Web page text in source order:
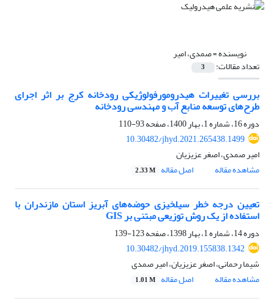
نویسنده =صمدی، امیر
تعداد مقالات: 3
بررسی تغییرات هیدرومورفولوژیکی رودخانه کرج بر اثر اجرای
طرح‌های توسعه منابع آب و مهندسی رودخانه
دوره 16، شماره 1، بهار 1400، صفحه
93-110
10.30482/jhyd.2021.265438.1499
امیر صمدی، اصغر عزیزیان
مشاهده مقاله
اصل مقاله 2.33 M
تعیین درجه خطر سیلخیزی حوضه‌های آبریز استان مازندران با
استفاده از یک روش توزیعی مبتنی بر GIS
دوره 14، شماره 1، بهار 1398، صفحه
123-139
10.30482/jhyd.2019.155838.1342
شیما رحمانی، اصغر عزیزیان، امیر صمدی
مشاهده مقاله
اصل مقاله 1.01 M